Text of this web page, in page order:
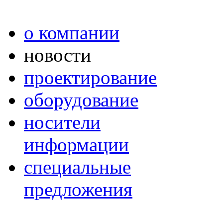
о компании
новости
проектирование
оборудование
носители
информации
специальные
предложения